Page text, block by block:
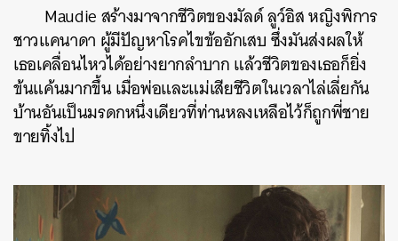
Maudie สร้างมาจากชีวิตของมัลด์ ลูว์อิส หญิงพิการ
ชาวแคนาดา ผู้มีปัญหาโรคไขข้ออักเสบ ซึ่งมันส่งผลให้
เธอเคลื่อนไหวได้อย่างยากลำบาก แล้วชีวิตของเธอก็ยิ่ง
ข้นแค้นมากขึ้น เมื่อพ่อและแม่เสียชีวิตในเวลาไล่เลี่ยกัน
บ้านอันเป็นมรดกหนึ่งเดียวที่ท่านหลงเหลือไว้ก็ถูกพี่ชาย
ขายทิ้งไป